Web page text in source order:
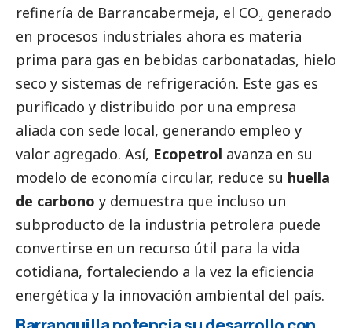
refinería de Barrancabermeja, el CO₂ generado
en procesos industriales ahora es materia
prima para gas en bebidas carbonatadas, hielo
seco y sistemas de refrigeración. Este gas es
purificado y distribuido por una empresa
aliada con sede local, generando empleo y
valor agregado. Así, Ecopetrol avanza en su
modelo de economía circular, reduce su huella
de carbono y demuestra que incluso un
subproducto de la industria petrolera puede
convertirse en un recurso útil para la vida
cotidiana, fortaleciendo a la vez la eficiencia
energética y la innovación ambiental del país.